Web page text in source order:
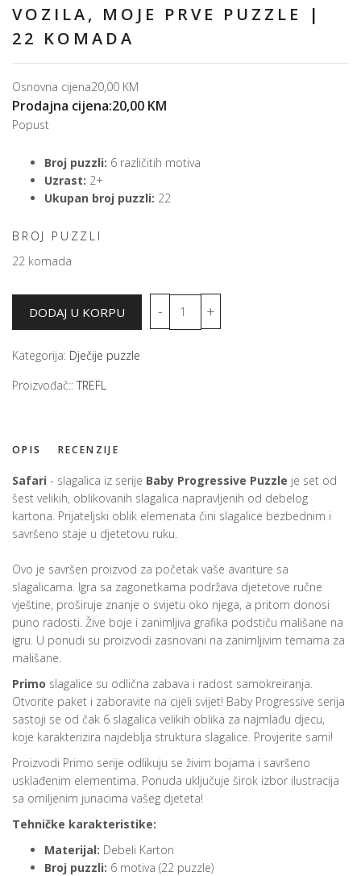
VOZILA, MOJE PRVE PUZZLE |
22 KOMADA
Osnovna cijena20,00 KM
Prodajna cijena:20,00 KM
Popust
Broj puzzli: 6 različitih motiva
Uzrast: 2+
Ukupan broj puzzli: 22
BROJ PUZZLI
22 komada
Kategorija: Dječije puzzle
Proizvođač:: TREFL
OPIS RECENZIJE
Safari - slagalica iz serije Baby Progressive Puzzle je set od
šest velikih, oblikovanih slagalica napravljenih od debelog
kartona. Prijateljski oblik elemenata čini slagalice bezbednim i
savršeno staje u djetetovu ruku.
Ovo je savršen proizvod za početak vaše avanture sa
slagalicama. Igra sa zagonetkama podržava djetetove ručne
vještine, proširuje znanje o svijetu oko njega, a pritom donosi
puno radosti. Žive boje i zanimljiva grafika podstiču mališane na
igru. U ponudi su proizvodi zasnovani na zanimljivim temama za
mališane.
Primo slagalice su odlična zabava i radost samokreiranja.
Otvorite paket i zaboravite na cijeli svijet! Baby Progressive serija
sastoji se od čak 6 slagalica velikih oblika za najmlađu djecu,
koje karakterizira najdeblja struktura slagalice. Provjerite sami!
Proizvodi Primo serije odlikuju se živim bojama i savršeno
usklađenim elementima. Ponuda uključuje širok izbor ilustracija
sa omiljenim junacima vašeg djeteta!
Tehničke karakteristike:
Materijal: Debeli Karton
Broj puzzli: 6 motiva (22 puzzle)